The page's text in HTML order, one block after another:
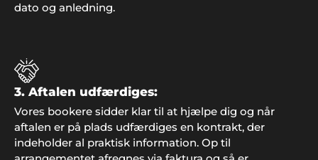
Karoline K. Mortensen
"Hej Showbizz Danmark. Vil lige give en
tilbagemelding på vores fest - det blev et kanon
arrangement, som både vi og vores gæster var
meget tilfredse med. Vi vender helt sikkert tilbage
til jer når en ny fest skal arrangeres".
dato og anledning.
3. Aftalen udfærdiges:
Vores bookere sidder klar til at hjælpe dig og når
aftalen er på plads udfærdiges en kontrakt, der
indeholder al praktisk information. Op til